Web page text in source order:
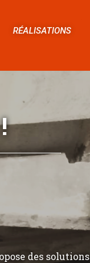
RÉALISATIONS
des solutions